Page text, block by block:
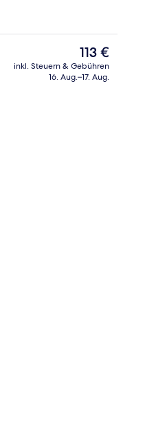
Der
aktuelle
Preis
113 €
inkl. Steuern & Gebühren
16. Aug.–17. Aug.